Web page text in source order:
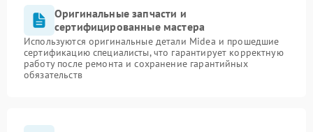
Оригинальные запчасти и
сертифицированные мастера
Используются оригинальные детали Midea и прошедшие
сертификацию специалисты, что гарантирует корректную
работу после ремонта и сохранение гарантийных
обязательств